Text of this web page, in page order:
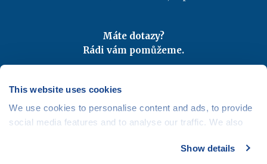
This website uses cookies
We use cookies to personalise content and ads, to provide
social media features and to analyse our traffic. We also
media, advertising and analytics partners who may
Show details
Máte dotazy?
Rádi vám pomůžeme.
Odebírejte newslettery
Mapa webu |Kariéra
Osobní údaje|Cookies